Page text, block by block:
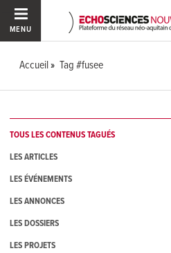
MENU
Accueil Tag #fusee
TOUS LES CONTENUS TAGUÉS
LES ARTICLES
LES ÉVÉNEMENTS
LES ANNONCES
LES DOSSIERS
LES PROJETS